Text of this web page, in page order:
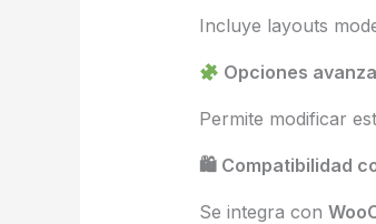
Incluye layouts
Opciones
Permite modificar
🛍 Compatibilidad
Se integra con